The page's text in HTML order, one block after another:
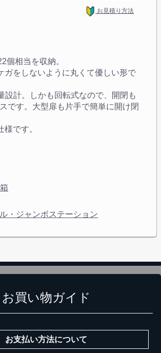
お見積り方法
個相当を収納。
ガをしないように丸くて優しい形で
設計。しかも回転式なので、開閉も
です。大型扉も片手で簡単に開け閉
です。
・ジャンボステーション
お買い物ガイド
お支払い方法について